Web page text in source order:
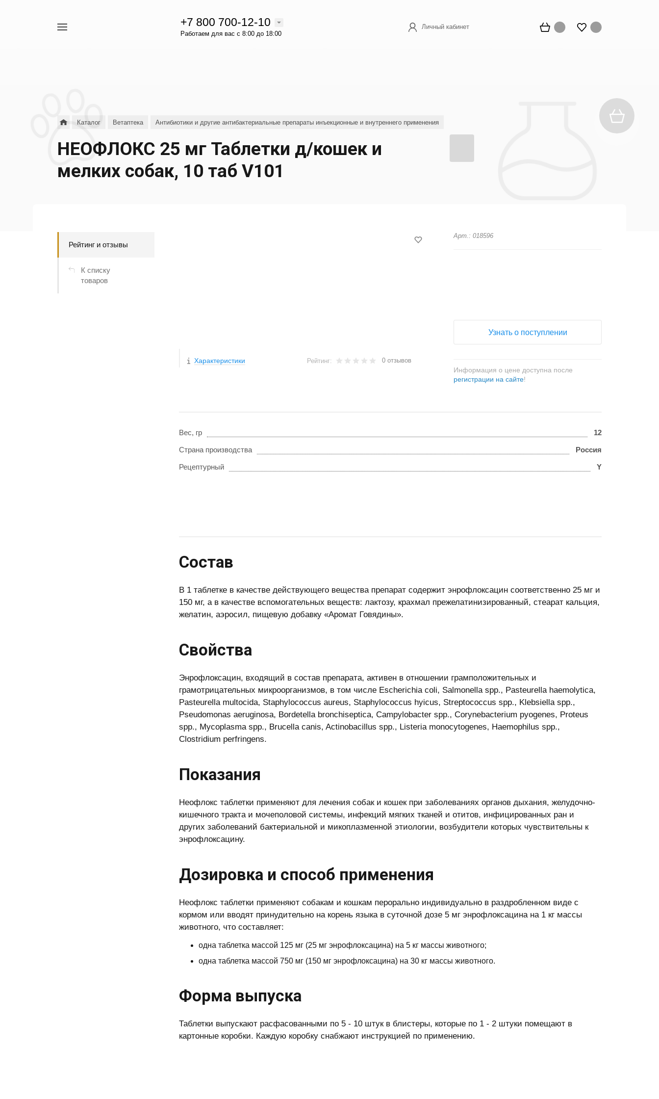
+7 800 700-12-10
Работаем для вас с 8:00 до 18:00
Личный кабинет
Каталог Ветаптека Антибиотики и другие антибактериальные препараты инъекционные и внутреннего применения
НЕОФЛОКС 25 мг Таблетки д/кошек и
мелких собак, 10 таб V101
Рейтинг и отзывы
К списку
товаров
Характеристики Рейтинг: 0 отзывов
Арт.: 018596
Узнать о поступлении
Информация о цене доступна после
регистрации на сайте!
Вес, гр 12
Страна производства Россия
Рецептурный Y
Состав
В 1 таблетке в качестве действующего вещества препарат содержит энрофлоксацин соответственно 25 мг и
150 мг, а в качестве вспомогательных веществ: лактозу, крахмал прежелатинизированный, стеарат кальция,
желатин, аэросил, пищевую добавку «Аромат Говядины».
Свойства
Энрофлоксацин, входящий в состав препарата, активен в отношении грамположительных и
грамотрицательных микроорганизмов, в том числе Escherichia coli, Salmonella spp., Pasteurella haemolytica,
Pasteurella multocida, Staphylococcus aureus, Staphylococcus hyicus, Streptococcus spp., Klebsiella spp.,
Pseudomonas aeruginosa, Bordetella bronchiseptica, Campylobacter spp., Corynebacterium pyogenes, Proteus
spp., Mycoplasma spp., Brucella canis, Actinobacillus spp., Listeria monocytogenes, Haemophilus spp.,
Clostridium perfringens.
Показания
Неофлокс таблетки применяют для лечения собак и кошек при заболеваниях органов дыхания, желудочно-
кишечного тракта и мочеполовой системы, инфекций мягких тканей и отитов, инфицированных ран и
других заболеваний бактериальной и микоплазменной этиологии, возбудители которых чувствительны к
энрофлоксацину.
Дозировка и способ применения
Неофлокс таблетки применяют собакам и кошкам перорально индивидуально в раздробленном виде с
кормом или вводят принудительно на корень языка в суточной дозе 5 мг энрофлоксацина на 1 кг массы
животного, что составляет:
одна таблетка массой 125 мг (25 мг энрофлоксацина) на 5 кг массы животного;
одна таблетка массой 750 мг (150 мг энрофлоксацина) на 30 кг массы животного.
Форма выпуска
Таблетки выпускают расфасованными по 5 - 10 штук в блистеры, которые по 1 - 2 штуки помещают в
картонные коробки. Каждую коробку снабжают инструкцией по применению.